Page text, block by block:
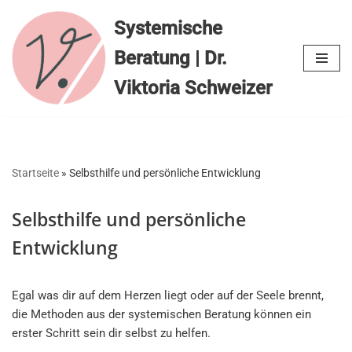
Zum
Inhalt
springen
Systemische
Beratung | Dr.
Viktoria Schweizer
Startseite » Selbsthilfe und persönliche Entwicklung
Selbsthilfe und persönliche
Entwicklung
Egal was dir auf dem Herzen liegt oder auf der Seele brennt,
die Methoden aus der systemischen Beratung können ein
erster Schritt sein dir selbst zu helfen.